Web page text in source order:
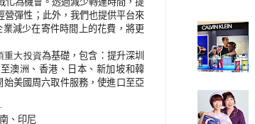
彈性；此外，我們也提供平台來
減少在寄件時間上的花費，將更
重大投資為基礎，包含：提升深圳
澳洲、香港、日本、新加坡和韓
始美國周六取件服務，使進口至亞
、印尼